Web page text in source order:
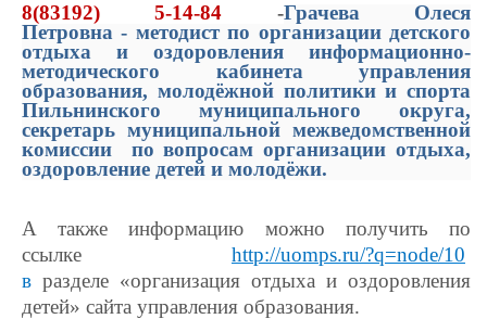
8(83192) 5-14-84
-Грачева Олеся
Петровна - методист по организации детского
отдыха и оздоровления информационно-
методического кабинета управления
образования, молодёжной политики и спорта
Пильнинского муниципального округа,
секретарь муниципальной межведомственной
комиссии по вопросам организации отдыха,
оздоровление детей и молодёжи.
А также информацию можно получить по
ссылке http://uomps.ru/?q=node/10
в разделе «организация отдыха и оздоровления
детей» сайта управления образования.